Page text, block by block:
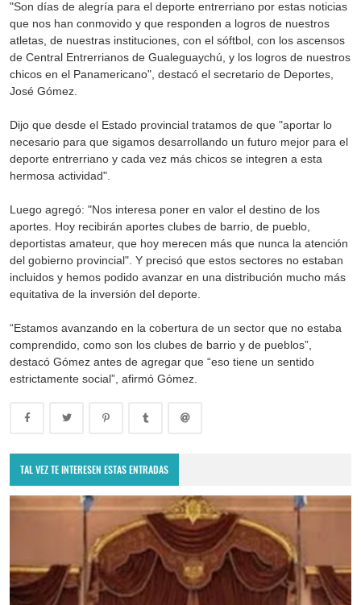
"Son días de alegría para el deporte entrerriano por estas noticias
que nos han conmovido y que responden a logros de nuestros
atletas, de nuestras instituciones, con el sóftbol, con los ascensos
de Central Entrerrianos de Gualeguaychú, y los logros de nuestros
chicos en el Panamericano", destacó el secretario de Deportes,
José Gómez.
Dijo que desde el Estado provincial tratamos de que "aportar lo
necesario para que sigamos desarrollando un futuro mejor para el
deporte entrerriano y cada vez más chicos se integren a esta
hermosa actividad".
Luego agregó: "Nos interesa poner en valor el destino de los
aportes. Hoy recibirán aportes clubes de barrio, de pueblo,
deportistas amateur, que hoy merecen más que nunca la atención
del gobierno provincial". Y precisó que estos sectores no estaban
incluidos y hemos podido avanzar en una distribución mucho más
equitativa de la inversión del deporte.
“Estamos avanzando en la cobertura de un sector que no estaba
comprendido, como son los clubes de barrio y de pueblos”,
destacó Gómez antes de agregar que “eso tiene un sentido
estrictamente social”, afirmó Gómez.
TAL VEZ TE INTERESEN ESTAS ENTRADAS